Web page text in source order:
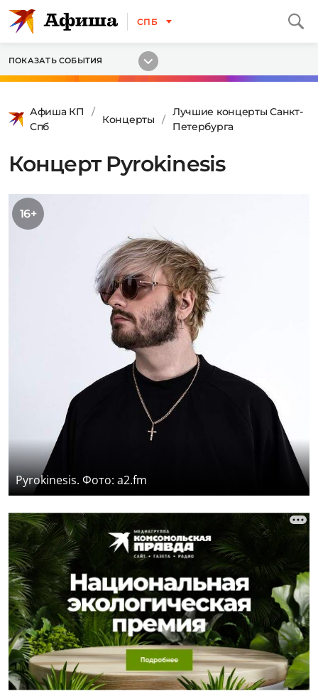
СПБ
ПОКАЗАТЬ СОБЫТИЯ
Афиша КП
Спб
Концерты
Лучшие концерты Санкт-
Петербурга
Концерт Pyrokinesis
16+
Pyrokinesis. Фото: a2.fm